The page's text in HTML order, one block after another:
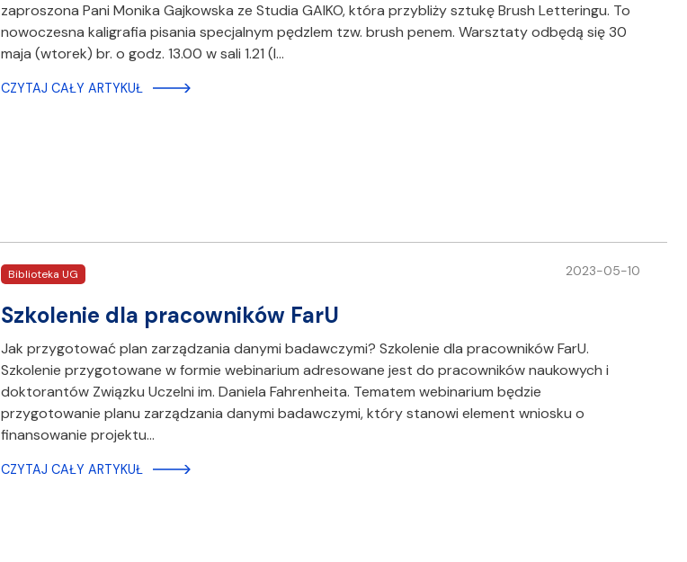
zaproszona Pani Monika Gajkowska ze Studia GAIKO, która przybliży sztukę Brush Letteringu. To
nowoczesna kaligrafia pisania specjalnym pędzlem tzw. brush penem. Warsztaty odbędą się 30
maja (wtorek) br. o godz. 13.00 w sali 1.21 (I…
CZYTAJ CAŁY ARTYKUŁ
Biblioteka UG 2023-05-10
Szkolenie dla pracowników FarU
Jak przygotować plan zarządzania danymi badawczymi? Szkolenie dla pracowników FarU.
Szkolenie przygotowane w formie webinarium adresowane jest do pracowników naukowych i
doktorantów Związku Uczelni im. Daniela Fahrenheita. Tematem webinarium będzie
przygotowanie planu zarządzania danymi badawczymi, który stanowi element wniosku o
finansowanie projektu…
CZYTAJ CAŁY ARTYKUŁ